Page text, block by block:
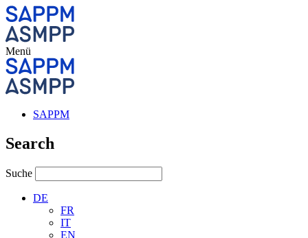
Menü
SAPPM
Search
Suche
DE
FR
IT
EN